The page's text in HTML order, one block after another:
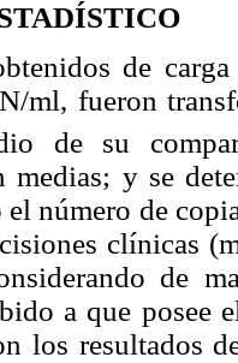
de
ml, fueron
de su
medias; y se
el número de
clínicas
de
a que posee
los resultados